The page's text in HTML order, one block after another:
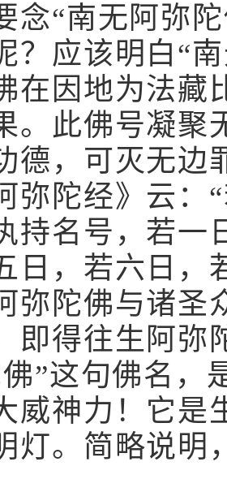
念“南无阿弥
？应该明白“
在因地为法藏
。此佛号凝聚
德，可灭无边
弥陀经》云
持名号，若一
日，若六日，
弥陀佛与诸圣
即得往生阿弥
”这句佛名，
威神力！它是
灯。简略说明